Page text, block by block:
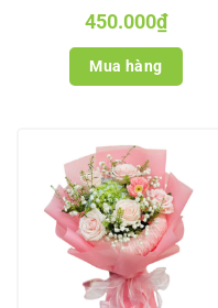
450.000₫
Mua hàng